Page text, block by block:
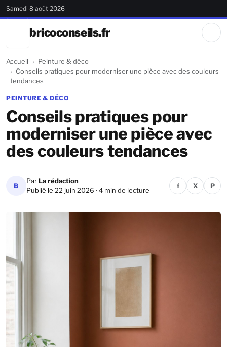
Samedi 8 août 2026
bricoconseils.fr
Accueil
Peinture & déco
Conseils pratiques pour moderniser une pièce avec des couleurs
tendances
PEINTURE & DÉCO
Conseils pratiques pour
moderniser une pièce avec
des couleurs tendances
B
Par La rédaction
Publié le 22 juin 2026 · 4 min de lecture
f X P